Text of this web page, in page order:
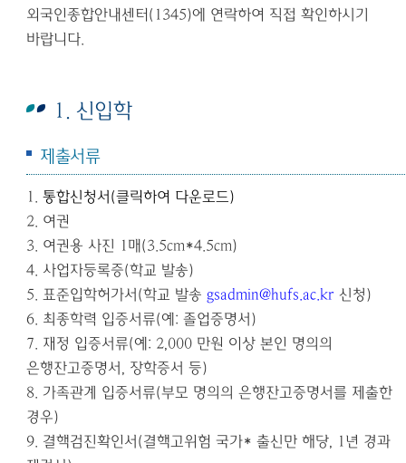
외국인종합안내센터(1345)에 연락하여 직접 확인하시기
바랍니다.
1. 신입학
제출서류
1.통합신청서 (클릭하여 다운로드)
2. 여권
3. 여권용 사진 1매(3.5cm*4.5cm)
4. 사업자등록증(학교 발송)
5.표준입학허가서 (학교 발송 gsadmin@hufs.ac.kr 신청)
6. 최종학력 입증서류(예:졸업증명서 )
7. 재정 입증서류(예: 2,000 만원 이상 본인 명의의
은행잔고증명서 , 장학증서 등)
8. 가족관계 입증서류(부모 명의의 은행잔고증명서를 제출한
경우)
9. 결핵검진확인서 (결핵고위험 국가*출신만 해당, 1년 경과